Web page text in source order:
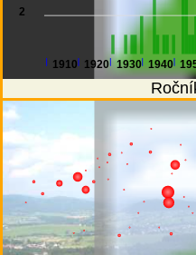
1910 1920 1930 1940
2